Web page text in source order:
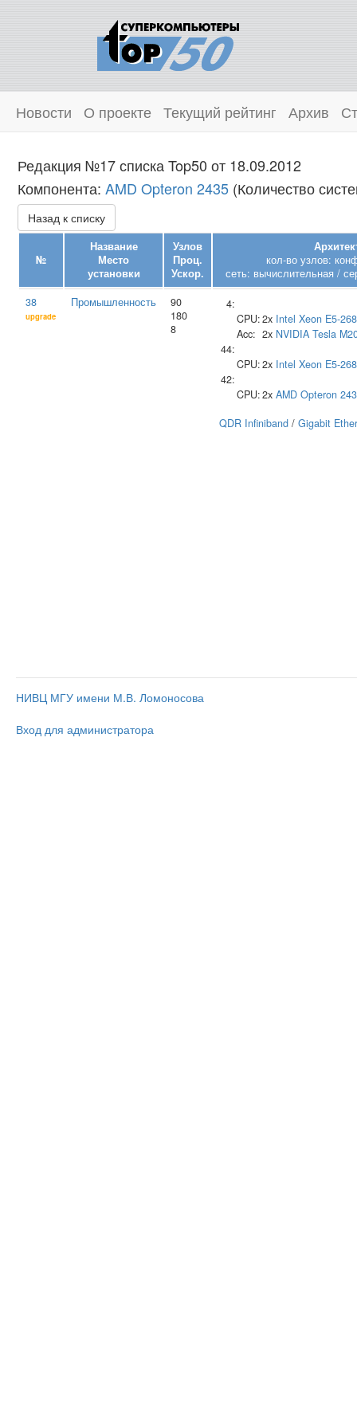
Новости О проекте Текущий рейтинг Архив
Редакция №17 списка Top50 от 18.09.2012
Компонента: AMD Opteron 2435 (Количество
Назад к списку
№
Название
Место
установки
Узлов
Проц.
Ускор.
кол-во узлов:
сеть: вычислительная /
38
upgrade
Промышленность
90
180
8
4:
CPU:2x Intel Xeon E5-
Acc: 2x NVIDIA Tesla
44:
CPU:2x Intel Xeon E5-
42:
CPU:2x AMD Opteron
QDR Infiniband / Gigabit
НИВЦ МГУ имени М.В. Ломоносова
Вход для администратора